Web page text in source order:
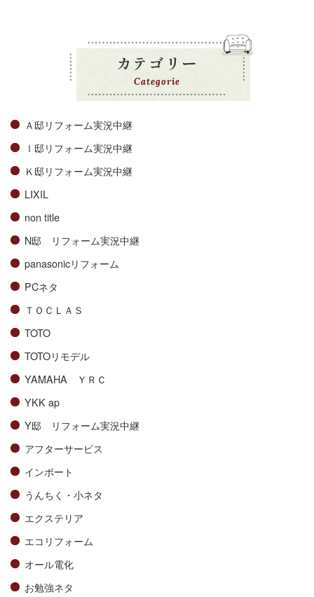
カテゴリー
Categorie
Ａ邸リフォーム実況中継
Ⅰ邸リフォーム実況中継
Ｋ邸リフォーム実況中継
LIXIL
non title
N邸 リフォーム実況中継
panasonicリフォーム
PCネタ
ＴＯＣＬＡＳ
TOTO
TOTOリモデル
YAMAHA ＹＲＣ
YKK ap
Y邸 リフォーム実況中継
アフターサービス
インポート
うんちく・小ネタ
エクステリア
エコリフォーム
オール電化
お勉強ネタ